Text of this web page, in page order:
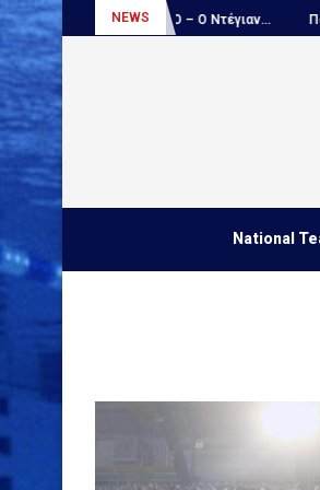
NEWS
ΑΠΟΚΛΕΙΣΤΙΚΟ – Ο Ντέγιαν... Πόλο,
National